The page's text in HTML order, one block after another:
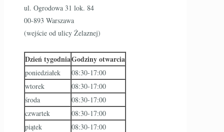
ul. Ogrodowa 31 lok. 84
00-893 Warszawa
(wejście od ulicy Żelaznej)
Dzień tygodniaGodziny otwarcia
poniedziałek
08:30-17:00
wtorek
08:30-17:00
środa
08:30-17:00
czwartek
08:30-17:00
piątek
08:30-17:00